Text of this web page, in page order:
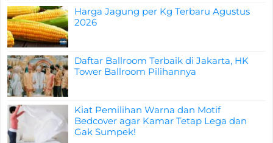
Harga Jagung per Kg Terbaru Agustus
2026
Daftar Ballroom Terbaik di Jakarta, HK
Tower Ballroom Pilihannya
Kiat Pemilihan Warna dan Motif
Bedcover agar Kamar Tetap Lega dan
Gak Sumpek!